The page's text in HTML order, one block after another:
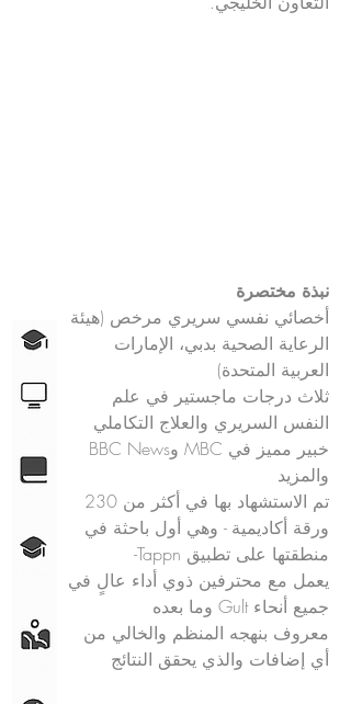
نبذة مختصرة
أخصائي نفسي سريري مرخص (هيئة
الرعاية الصحية بدبي، الإمارات
العربية المتحدة)
ثلاث درجات ماجستير في علم
النفس السريري والعلاج التكاملي
خبير مميز في MBC وBBC News
والمزيد
تم الاستشهاد بها في أكثر من 230
ورقة أكاديمية - وهي أول باحثة في
منطقتها على تطبيق Tappn-
يعمل مع محترفين ذوي أداء عالٍ في
جميع أنحاء Gult وما بعده
معروف بنهجه المنظم والخالي من
أي إضافات والذي يحقق النتائج